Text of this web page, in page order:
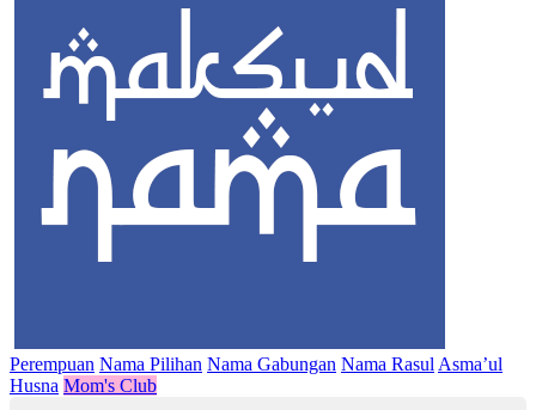
Perempuan Nama Pilihan Nama Gabungan Nama Rasul Asma’ul
Husna Mom's Club